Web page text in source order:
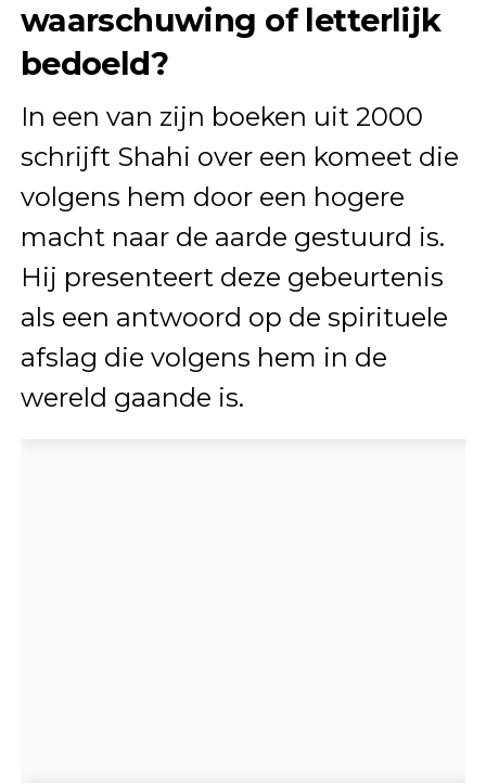
waarschuwing of letterlijk
bedoeld?
In een van zijn boeken uit 2000
schrijft Shahi over een komeet die
volgens hem door een hogere
macht naar de aarde gestuurd is.
Hij presenteert deze gebeurtenis
als een antwoord op de spirituele
afslag die volgens hem in de
wereld gaande is.